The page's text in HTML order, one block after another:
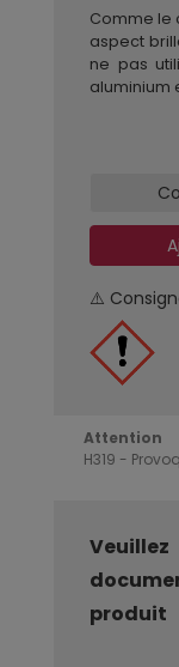
Comme le
aspect
ne pas
aluminium
⚠️
Attention
H319 -
produit